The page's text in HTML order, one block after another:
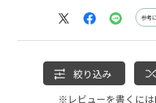
参考
絞り込み
※レビューを書くには